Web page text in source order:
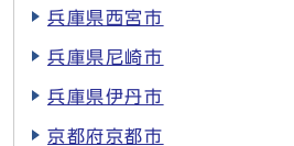
兵庫県西宮市
兵庫県尼崎市
兵庫県伊丹市
京都府京都市